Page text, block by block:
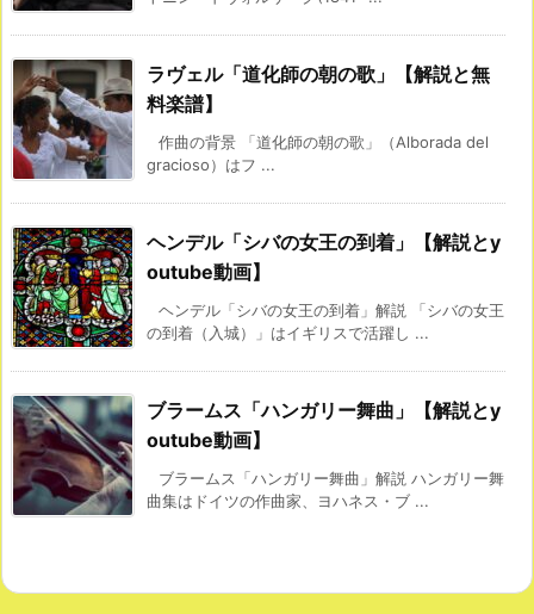
ラヴェル「道化師の朝の歌」【解説と無
料楽譜】
作曲の背景 「道化師の朝の歌」（Alborada del
gracioso）はフ ...
ヘンデル「シバの女王の到着」【解説とy
outube動画】
ヘンデル「シバの女王の到着」解説 「シバの女王
の到着（入城）」はイギリスで活躍し ...
ブラームス「ハンガリー舞曲」【解説とy
outube動画】
ブラームス「ハンガリー舞曲」解説 ハンガリー舞
曲集はドイツの作曲家、ヨハネス・ブ ...